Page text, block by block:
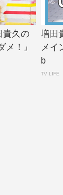
貴久の
！』
増田
メイ
b
TV LIFE